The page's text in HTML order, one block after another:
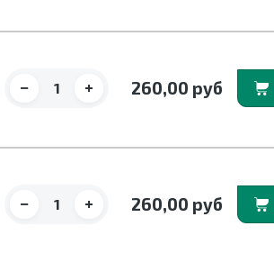
− + 260,00 рубВ корзину
− + 260,00 рубВ корзину